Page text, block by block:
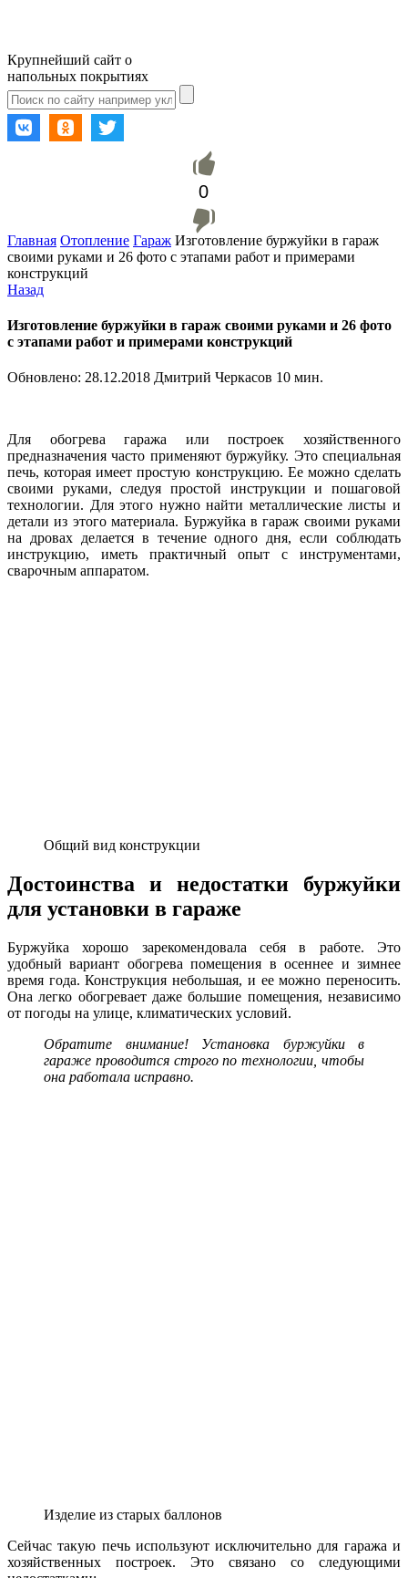
Крупнейший сайт о
напольных покрытиях
0
Главная Отопление Гараж Изготовление буржуйки в гараж
своими руками и 26 фото с этапами работ и примерами
конструкций
Назад
Изготовление буржуйки в гараж своими руками и 26 фото
с этапами работ и примерами конструкций
Обновлено: 28.12.2018 Дмитрий Черкасов 10 мин.
Для обогрева гаража или построек хозяйственного
предназначения часто применяют буржуйку. Это специальная
печь, которая имеет простую конструкцию. Ее можно сделать
своими руками, следуя простой инструкции и пошаговой
технологии. Для этого нужно найти металлические листы и
детали из этого материала. Буржуйка в гараж своими руками
на дровах делается в течение одного дня, если соблюдать
инструкцию, иметь практичный опыт с инструментами,
сварочным аппаратом.
Общий вид конструкции
Достоинства и недостатки буржуйки
для установки в гараже
Буржуйка хорошо зарекомендовала себя в работе. Это
удобный вариант обогрева помещения в осеннее и зимнее
время года. Конструкция небольшая, и ее можно переносить.
Она легко обогревает даже большие помещения, независимо
от погоды на улице, климатических условий.
Обратите внимание! Установка буржуйки в
гараже проводится строго по технологии, чтобы
она работала исправно.
Изделие из старых баллонов
Сейчас такую печь используют исключительно для гаража и
хозяйственных построек. Это связано со следующими